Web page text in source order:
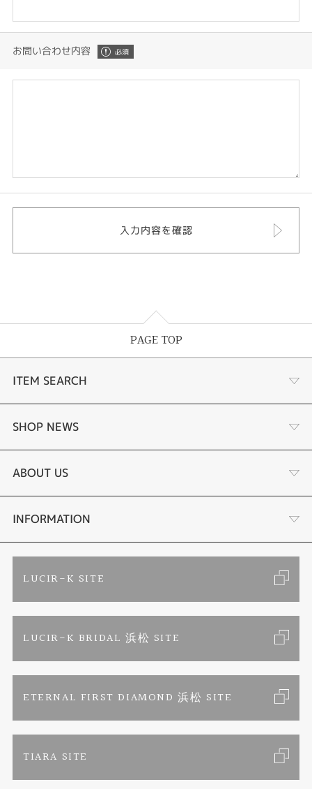
お問い合わせ内容
PAGE TOP
ITEM SEARCH
婚約指輪 結婚指輪
ラボグロウンダイヤモンド婚約指輪
手作り結婚指輪
手作りペアリング
カラー発色ジュエリー
パーマネントジュエリー
SHOP NEWS
商品一覧
ブランドリスト
リフォーム
ABOUT US
店舗情報・会社概要
お問い合わせ
INFORMATION
LUCIR-K SITE
LUCIR-K BRIDAL 浜松 SITE
ETERNAL FIRST DIAMOND 浜松 SITE
TIARA SITE